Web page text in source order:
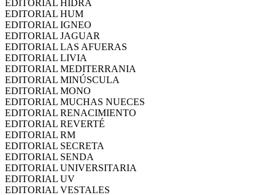
EDITORIAL HIDRA
EDITORIAL HUM
EDITORIAL IGNEO
EDITORIAL JAGUAR
EDITORIAL LAS AFUERAS
EDITORIAL LIVIA
EDITORIAL MEDITERRANIA
EDITORIAL MINÚSCULA
EDITORIAL MONO
EDITORIAL MUCHAS NUECES
EDITORIAL RENACIMIENTO
EDITORIAL REVERTÉ
EDITORIAL RM
EDITORIAL SECRETA
EDITORIAL SENDA
EDITORIAL UNIVERSITARIA
EDITORIAL UV
EDITORIAL VESTALES